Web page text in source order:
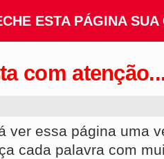
ESTA PÁGINA
com
ver essa página uma
cada palavra com